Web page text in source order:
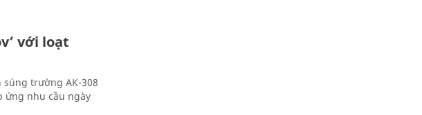
với loạt
trường AK-308
ứng nhu cầu ngày